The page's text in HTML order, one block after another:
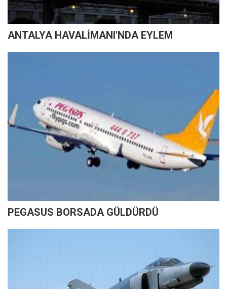
ANTALYA HAVALİMANI'NDA EYLEM
PEGASUS BORSADA GÜLDÜRDÜ